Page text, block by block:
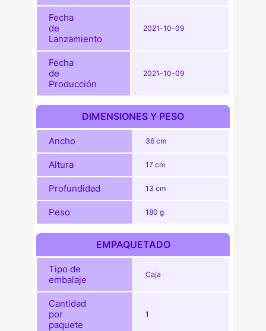
Fecha
de
Lanzamiento
2021-10-09
Fecha
de
Producción
2021-10-09
DIMENSIONES Y PESO
Ancho 36 cm
Altura 17 cm
Profundidad 13 cm
Peso 180 g
EMPAQUETADO
Tipo de
embalaje
Caja
Cantidad
por
paquete
1